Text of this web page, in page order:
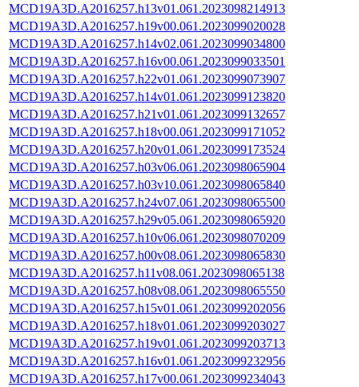
MCD19A3D.A2016257.h13v01.061.2023098214913
MCD19A3D.A2016257.h19v00.061.2023099020028
MCD19A3D.A2016257.h14v02.061.2023099034800
MCD19A3D.A2016257.h16v00.061.2023099033501
MCD19A3D.A2016257.h22v01.061.2023099073907
MCD19A3D.A2016257.h14v01.061.2023099123820
MCD19A3D.A2016257.h21v01.061.2023099132657
MCD19A3D.A2016257.h18v00.061.2023099171052
MCD19A3D.A2016257.h20v01.061.2023099173524
MCD19A3D.A2016257.h03v06.061.2023098065904
MCD19A3D.A2016257.h03v10.061.2023098065840
MCD19A3D.A2016257.h24v07.061.2023098065500
MCD19A3D.A2016257.h29v05.061.2023098065920
MCD19A3D.A2016257.h10v06.061.2023098070209
MCD19A3D.A2016257.h00v08.061.2023098065830
MCD19A3D.A2016257.h11v08.061.2023098065138
MCD19A3D.A2016257.h08v08.061.2023098065550
MCD19A3D.A2016257.h15v01.061.2023099202056
MCD19A3D.A2016257.h18v01.061.2023099203027
MCD19A3D.A2016257.h19v01.061.2023099203713
MCD19A3D.A2016257.h16v01.061.2023099232956
MCD19A3D.A2016257.h17v00.061.2023099234043